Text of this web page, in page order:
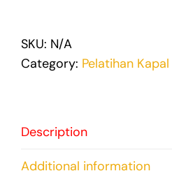
(TN
JOGJA)
SKU: N/A
Category: Pelatihan
Description
Additional information